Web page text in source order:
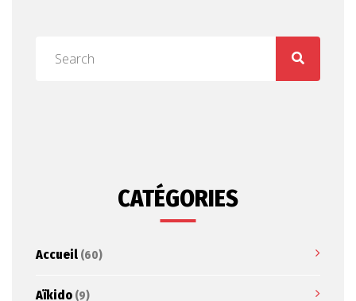
CATÉGORIES
Accueil (60)
Aïkido (9)